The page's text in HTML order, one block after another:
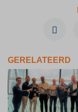
GERELATEERD